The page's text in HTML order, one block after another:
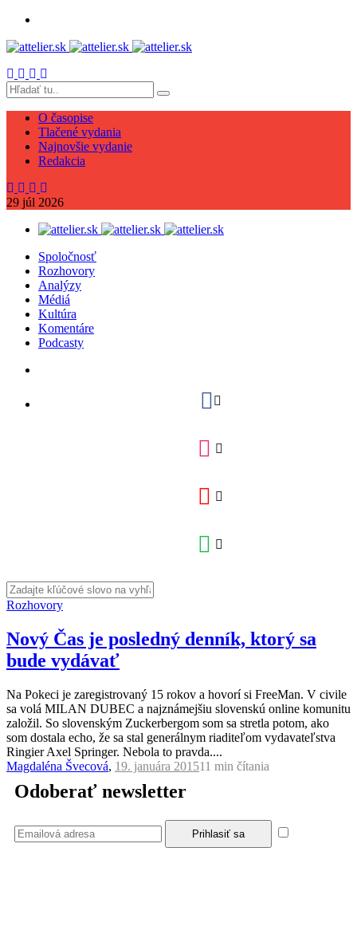
O časopise
Tlačené vydania
Najnovšie vydanie
Redakcia
29 júl 2026
Spoločnosť
Rozhovory
Analýzy
Médiá
Kultúra
Komentáre
Podcasty
Rozhovory
Nový Čas je posledný denník, ktorý sa
bude vydávať
Na Pokeci je zaregistrovaný 15 rokov a hovorí si FreeMan. V civile
sa volá MILAN DUBEC a najznámejšiu slovenskú online komunitu
založil. So slovenským Zuckerbergom som sa stretla potom, ako
som dostala echo, že sa stal generálnym riaditeľom vydavateľstva
Ringier Axel Springer. Nebola to pravda....
Magdaléna Švecová, 19. januára 201511 min čítania
Odoberať newsletter